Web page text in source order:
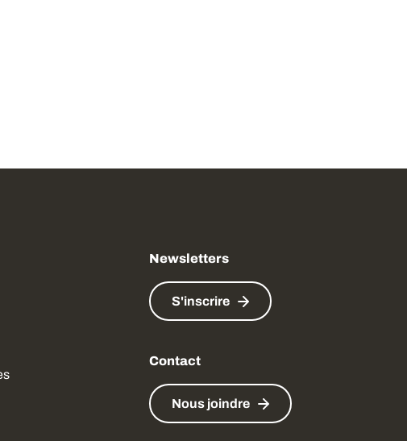
new window
Newsletters
S'inscrire
Contact
Nous joindre